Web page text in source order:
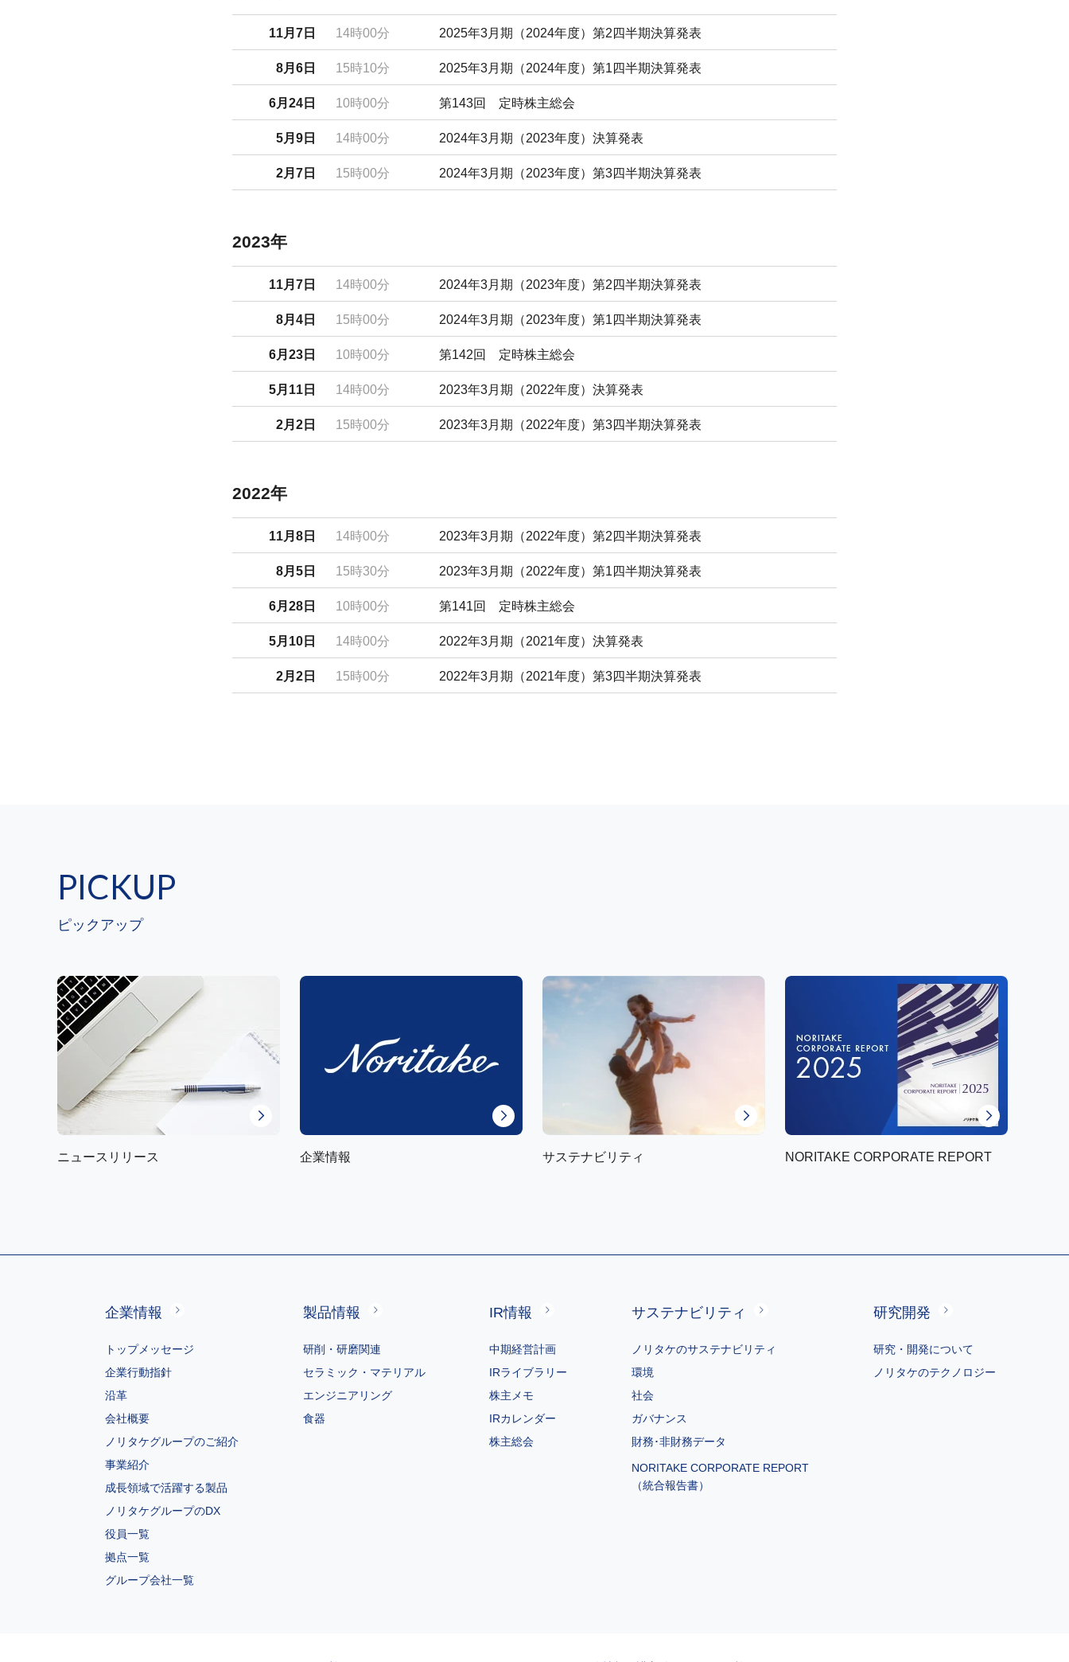
11月7日 14時00分 2025年3月期（2024年度）第2四半期決算発表
8月6日 15時10分 2025年3月期（2024年度）第1四半期決算発表
6月24日 10時00分 第143回 定時株主総会
5月9日 14時00分 2024年3月期（2023年度）決算発表
2月7日 15時00分 2024年3月期（2023年度）第3四半期決算発表
2023年
11月7日 14時00分 2024年3月期（2023年度）第2四半期決算発表
8月4日 15時00分 2024年3月期（2023年度）第1四半期決算発表
6月23日 10時00分 第142回 定時株主総会
5月11日 14時00分 2023年3月期（2022年度）決算発表
2月2日 15時00分 2023年3月期（2022年度）第3四半期決算発表
2022年
11月8日 14時00分 2023年3月期（2022年度）第2四半期決算発表
8月5日 15時30分 2023年3月期（2022年度）第1四半期決算発表
6月28日 10時00分 第141回 定時株主総会
5月10日 14時00分 2022年3月期（2021年度）決算発表
2月2日 15時00分 2022年3月期（2021年度）第3四半期決算発表
PICKUP
ピックアップ
ニュースリリース 企業情報 サステナビリティ NORITAKE CORPORATE REPORT
企業情報
トップメッセージ
企業行動指針
沿革
会社概要
ノリタケグループのご紹介
事業紹介
成長領域で活躍する製品
ノリタケグループのDX
役員一覧
拠点一覧
グループ会社一覧
製品情報
研削・研磨関連
セラミック・マテリアル
エンジニアリング
食器
IR情報
中期経営計画
IRライブラリー
株主メモ
IRカレンダー
株主総会
サステナビリティ
ノリタケのサステナビリティ
環境
社会
ガバナンス
財務･非財務データ
NORITAKE CORPORATE REPORT
（統合報告書）
研究開発
研究・開発について
ノリタケのテクノロジー